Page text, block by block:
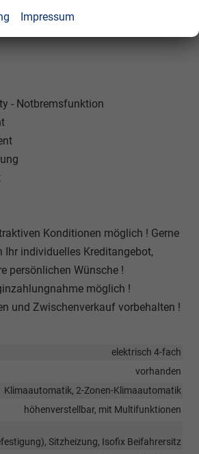
- Notbremsfunktion
Konditionen möglich ! Gerne
Ihr individuelles Kreditangebot,
persönlichen Wünsche !
möglich !
und Zwischenverkauf vorbehalten !
elektrisch 4-fach
vorhanden
Klimaautomatik, 2-Zonen-Klimaautomatik
höhenverstellbar, mit Multifunktionen
Sitzheizung, Isofix Beifahrersitz
Impressum